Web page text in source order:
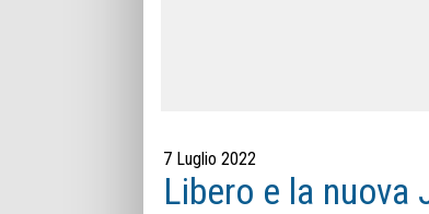
7 Luglio 2022
Libero e la nuova